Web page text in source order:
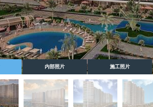
内部照片 施工照片